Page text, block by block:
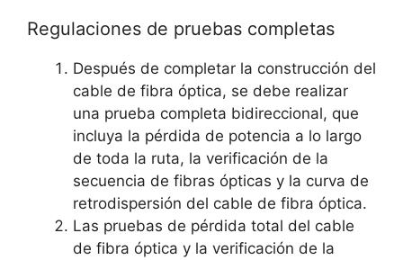
Regulaciones de pruebas completas
Después de completar la construcción del
cable de fibra óptica, se debe realizar
una prueba completa bidireccional, que
incluya la pérdida de potencia a lo largo
de toda la ruta, la verificación de la
secuencia de fibras ópticas y la curva de
retrodispersión del cable de fibra óptica.
Las pruebas de pérdida total del cable
de fibra óptica y la verificación de la